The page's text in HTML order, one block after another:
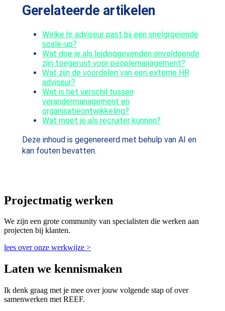
Gerelateerde artikelen
Welke hr adviseur past bij een snelgroeiende
scale-up?
Wat doe je als leidinggevenden onvoldoende
zijn toegerust voor peoplemanagement?
Wat zijn de voordelen van een externe HR
adviseur?
Wat is het verschil tussen
verandermanagement en
organisatieontwikkeling?
Wat moet je als recruiter kunnen?
Deze inhoud is gegenereerd met behulp van AI en
kan fouten bevatten.
Projectmatig werken
We zijn een grote community van specialisten die werken aan
projecten bij klanten.
lees over onze werkwijze >
Laten we kennismaken
Ik denk graag met je mee over jouw volgende stap of over
samenwerken met REEF.